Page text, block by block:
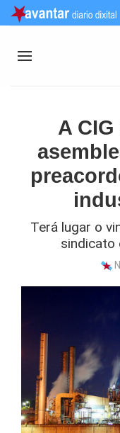
A
Terá lugar o
sindicato